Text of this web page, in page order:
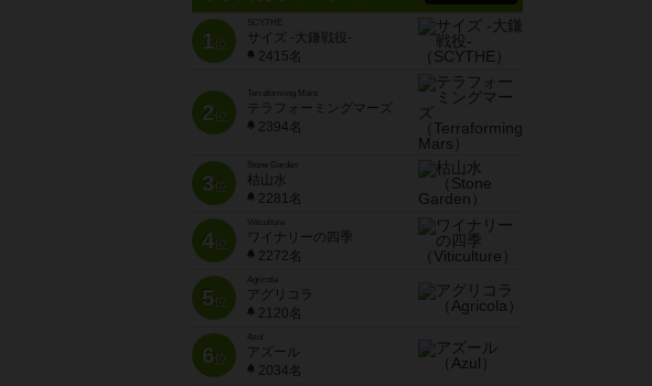
1位
SCYTHE
サイズ -大鎌戦役-
2415名
2位
Terraforming Mars
テラフォーミングマーズ
2394名
3位
Stone Garden
枯山水
2281名
4位
Viticulture
ワイナリーの四季
2272名
5位
Agricola
アグリコラ
2120名
6位
Azul
アズール
2034名